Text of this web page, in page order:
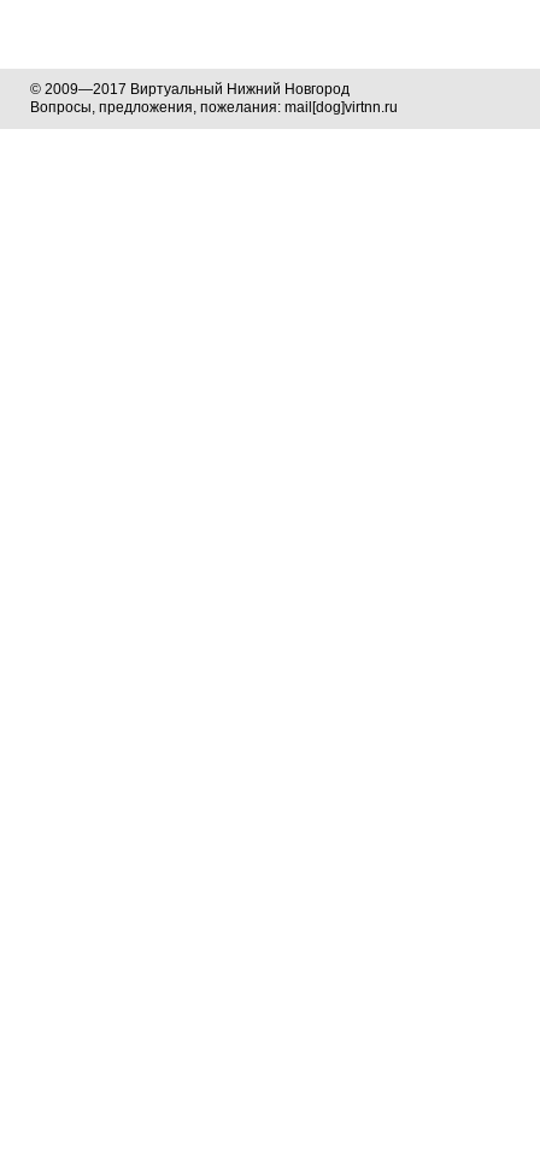
© 2009—2017 Виртуальный Нижний Новгород
Вопросы, предложения, пожелания: mail[dog]virtnn.ru